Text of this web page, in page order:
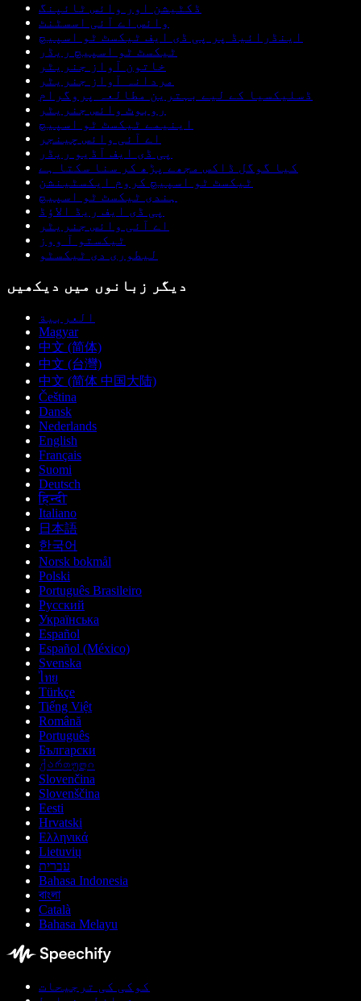
ڈکٹیشن اور وائس ٹائپنگ
وائس اے آئی اسسٹنٹ
اینڈرائیڈ پر پی ڈی ایف ٹیکسٹ ٹو اسپیچ
ٹیکسٹ ٹو اسپیچ ریڈر
خاتون آواز جنریٹر
مردانہ آواز جنریٹر
ڈسلیکسیا کے لیے بہترین مطالعہ پروگرام
روبوٹ وائس جنریٹر
اینیمے ٹیکسٹ ٹو اسپیچ
اے آئی وائس چینجر
پی ڈی ایف آڈیو ریڈر
کیا گوگل ڈاکس مجھے پڑھ کر سنا سکتا ہے
ٹیکسٹ ٹو اسپیچ کروم ایکسٹینشن
ہندی ٹیکسٹ ٹو اسپیچ
پی ڈی ایف ریڈ الاؤڈ
اے آئی وائس جنریٹر
ٹیکستو آ ووز
لیطوری دی ٹیکسٹو
دیگر زبانوں میں دیکھیں
العربية
Magyar
中文 (简体)
中文 (台灣)
中文 (简体 中国大陆)
Čeština
Dansk
Nederlands
English
Français
Suomi
Deutsch
हिन्दी
Italiano
日本語
한국어
Norsk bokmål
Polski
Português Brasileiro
Русский
Українська
Español
Español (México)
Svenska
ไทย
Türkçe
Tiếng Việt
Română
Português
Български
ქართული
Slovenčina
Slovenščina
Eesti
Hrvatski
Ελληνικά
Lietuvių
עברית
Bahasa Indonesia
বাংলা
Català
Bahasa Melayu
کوکی کی ترجیحات